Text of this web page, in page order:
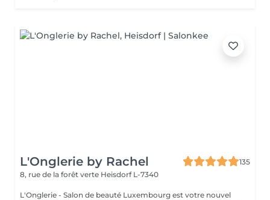
L'Onglerie by Rachel
135
8, rue de la forêt verte Heisdorf L-7340
L'Onglerie - Salon de beauté Luxembourg est votre nouvel